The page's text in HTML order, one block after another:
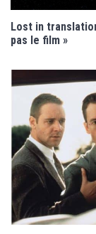
Lost in
pas le film »